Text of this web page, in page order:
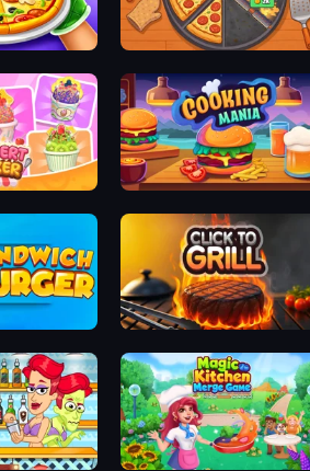
Ring Restaurant
Cooking Mania
Click To Grill
Magic Kitchen: Merge Game